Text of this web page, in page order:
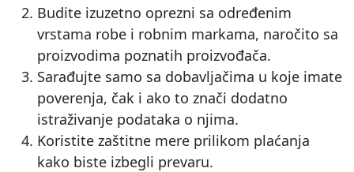
Budite izuzetno oprezni sa određenim
vrstama robe i robnim markama, naročito sa
proizvodima poznatih proizvođača.
Sarađujte samo sa dobavljačima u koje imate
poverenja, čak i ako to znači dodatno
istraživanje podataka o njima.
Koristite zaštitne mere prilikom plaćanja
kako biste izbegli prevaru.